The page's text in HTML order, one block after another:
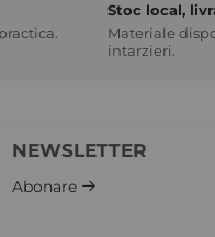
Stoc local,
Materiale
intarzieri.
NEWSLETTER
Abonare